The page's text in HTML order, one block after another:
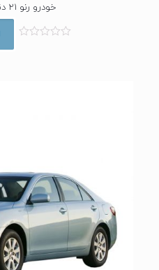
خودرو رنو 21 دنده ای سال 1991